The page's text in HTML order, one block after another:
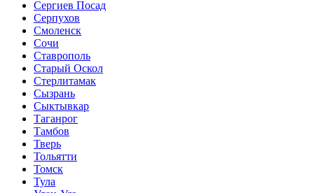
Сергиев Посад
Серпухов
Смоленск
Сочи
Ставрополь
Старый Оскол
Стерлитамак
Сызрань
Сыктывкар
Таганрог
Тамбов
Тверь
Тольятти
Томск
Тула